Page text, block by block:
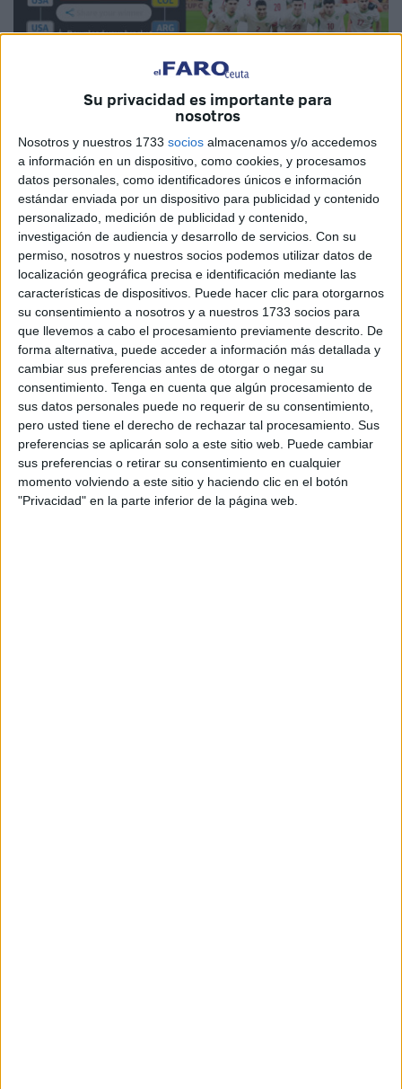
Su privacidad es importante para
nosotros
Nosotros y nuestros 1733 socios almacenamos y/o accedemos
a información en un dispositivo, como cookies, y procesamos
datos personales, como identificadores únicos e información
estándar enviada por un dispositivo para publicidad y contenido
personalizado, medición de publicidad y contenido,
investigación de audiencia y desarrollo de servicios. Con su
permiso, nosotros y nuestros socios podemos utilizar datos de
localización geográfica precisa e identificación mediante las
características de dispositivos. Puede hacer clic para otorgarnos
su consentimiento a nosotros y a nuestros 1733 socios para
que llevemos a cabo el procesamiento previamente descrito. De
forma alternativa, puede acceder a información más detallada y
cambiar sus preferencias antes de otorgar o negar su
consentimiento. Tenga en cuenta que algún procesamiento de
sus datos personales puede no requerir de su consentimiento,
pero usted tiene el derecho de rechazar tal procesamiento. Sus
preferencias se aplicarán solo a este sitio web. Puede cambiar
sus preferencias o retirar su consentimiento en cualquier
momento volviendo a este sitio y haciendo clic en el botón
"Privacidad" en la parte inferior de la página web.
A pocos días del comienzo delMundial 2026, las
predicciones sobre el posible campeón se multiplican en
todo el planeta. Sin embargo, una de las más llamativas ha
llegado desde Nueva York. El alcalde de la ciudad
estadounidense,Zohran Mamdani, ha asegurado quela
selección de Marruecos tiene todo lo necesario para
levantar el trofeoy convertirse en la primera nación
africana en conquistar una Copa del Mundo.
Mamdani, reconocido aficionado al fútbol y gran seguidor
de losLeones del Atlas, compartió en una entrevista con
The Guardiansus pronósticos para el torneo que se
celebrará enEstados Unidos, Canadá y México.
Su apuesta no deja lugar a dudas: Marruecos llegará a la
final y derrotará a Francia, culminando una de las mayores